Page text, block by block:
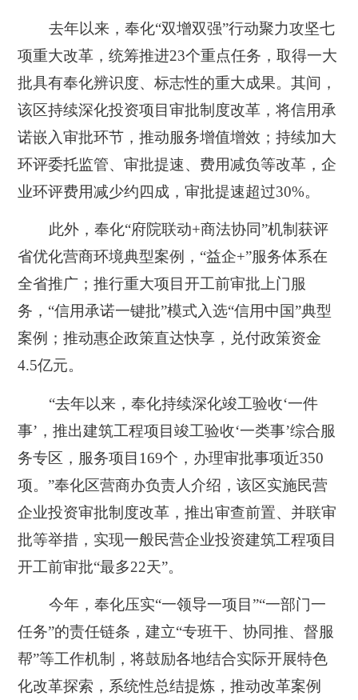
去年以来，奉化“双增双强”行动聚力攻坚七
项重大改革，统筹推进23个重点任务，取得一大
批具有奉化辨识度、标志性的重大成果。其间，
该区持续深化投资项目审批制度改革，将信用承
诺嵌入审批环节，推动服务增值增效；持续加大
环评委托监管、审批提速、费用减负等改革，企
业环评费用减少约四成，审批提速超过30%。
此外，奉化“府院联动+商法协同”机制获评
省优化营商环境典型案例，“益企+”服务体系在
全省推广；推行重大项目开工前审批上门服
务，“信用承诺一键批”模式入选“信用中国”典型
案例；推动惠企政策直达快享，兑付政策资金
4.5亿元。
“去年以来，奉化持续深化竣工验收‘一件
事’，推出建筑工程项目竣工验收‘一类事’综合服
务专区，服务项目169个，办理审批事项近350
项。”奉化区营商办负责人介绍，该区实施民营
企业投资审批制度改革，推出审查前置、并联审
批等举措，实现一般民营企业投资建筑工程项目
开工前审批“最多22天”。
今年，奉化压实“一领导一项目”“一部门一
任务”的责任链条，建立“专班干、协同推、督服
帮”等工作机制，将鼓励各地结合实际开展特色
化改革探索，系统性总结提炼，推动改革案例